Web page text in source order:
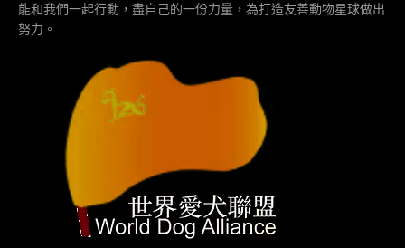
能和我們一起行動，盡自己的一份力量，為打造友善動物星球做出
努力。